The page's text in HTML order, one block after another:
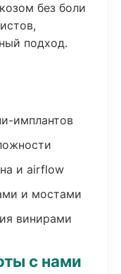
без боли
подход.
имплантов
и airflow
и мостами
винирами
с нами